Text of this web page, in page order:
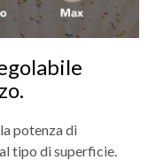
potenza di
tipo di superficie.